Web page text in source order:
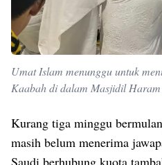
Umat Islam menunggu untuk
Kaabah di dalam Masjidil
Kurang tiga minggu
masih belum menerima
Saudi berhubung kuota